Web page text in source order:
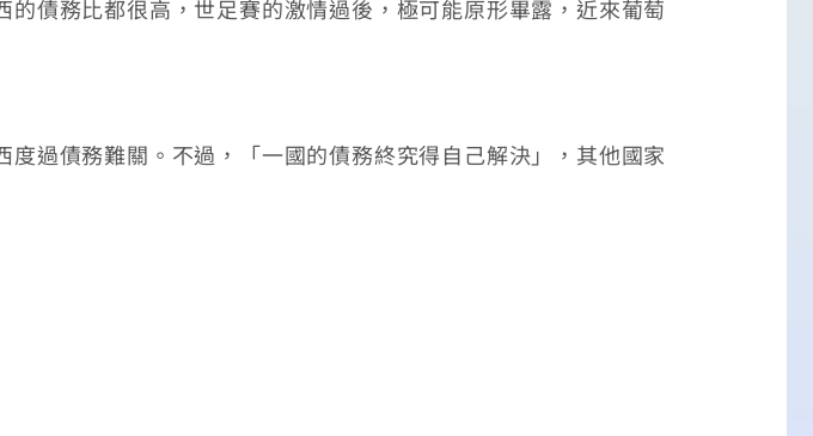
務比都很高，世足賽的激情過後，極可能原形畢露，近來葡萄
債務難關。不過，「一國的債務終究得自己解決」，其他國家